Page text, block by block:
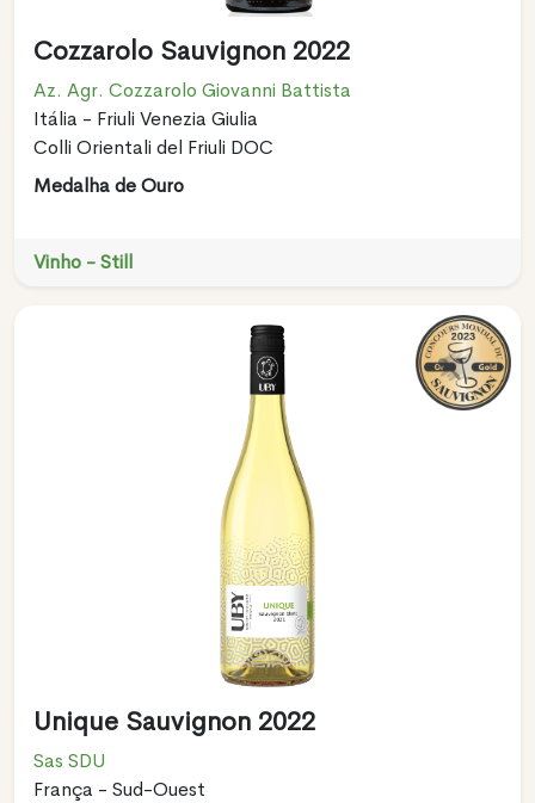
Cozzarolo Sauvignon 2022
Az. Agr. Cozzarolo Giovanni Battista
Itália - Friuli Venezia Giulia
Colli Orientali del Friuli DOC
Medalha de Ouro
Vinho - Still
Unique Sauvignon 2022
Sas SDU
França - Sud-Ouest